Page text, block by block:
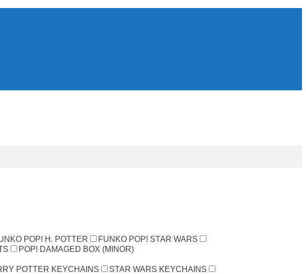
POP! H. POTTER
FUNKO POP! STAR WARS
POP! DAMAGED BOX (MINOR)
POTTER KEYCHAINS
STAR WARS KEYCHAINS